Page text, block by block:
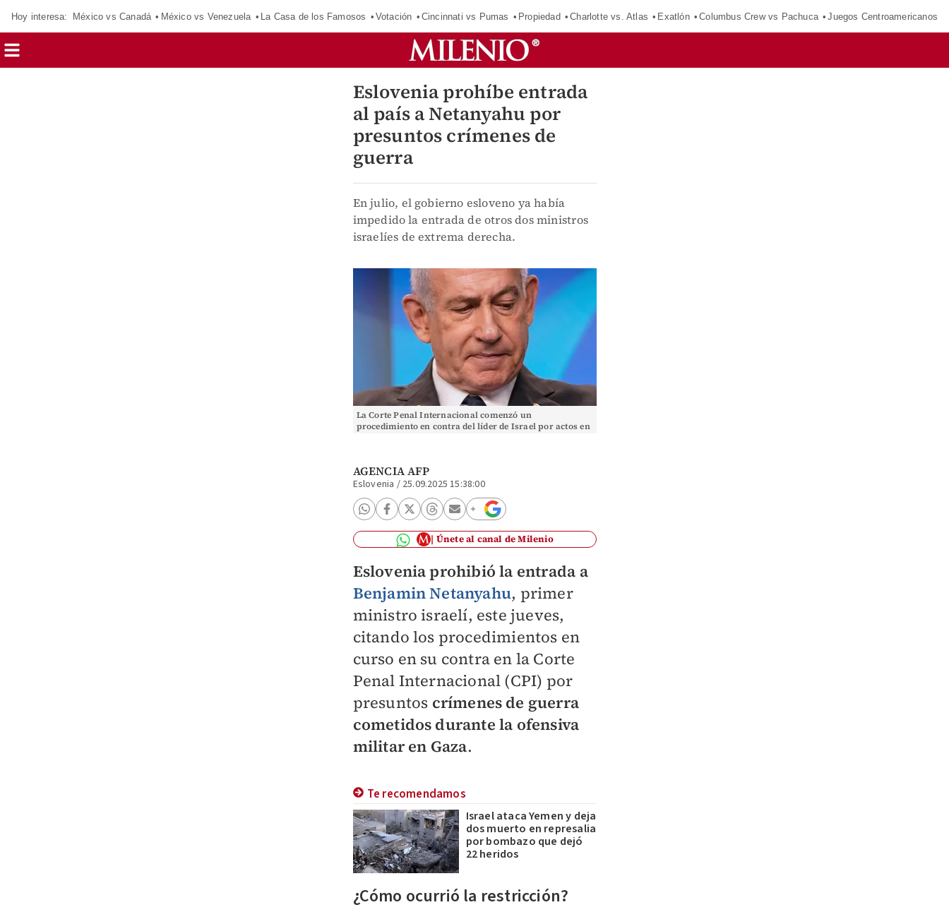
Hoy interesa: México vs Canadá México vs Venezuela La Casa de los Famosos Votación Cincinnati vs Pumas Propiedad Charlotte vs. Atlas Exatlón Columbus Crew vs Pachuca Juegos Centroamericanos
Eslovenia prohíbe entrada
al país a Netanyahu por
presuntos crímenes de
guerra
En julio, el gobierno esloveno ya había
impedido la entrada de otros dos ministros
israelíes de extrema derecha.
La Corte Penal Internacional comenzó un
procedimiento en contra del líder de Israel por actos en
AGENCIA AFP
Eslovenia / 25.09.2025 15:38:00
Únete al canal de Milenio
Eslovenia prohibió la entrada a
Benjamin Netanyahu, primer
ministro israelí, este jueves,
citando los procedimientos en
curso en su contra en la Corte
Penal Internacional (CPI) por
presuntos crímenes de guerra
cometidos durante la ofensiva
militar en Gaza.
Te recomendamos
Israel ataca Yemen y deja
dos muerto en represalia
por bombazo que dejó
22 heridos
¿Cómo ocurrió la restricción?